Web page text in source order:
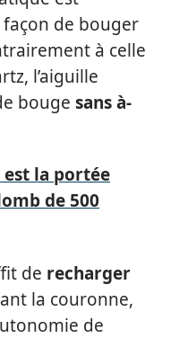
de bouger
à celle
l’aiguille
bouge sans à-
est la portée
de 500
de recharger
la couronne,
de